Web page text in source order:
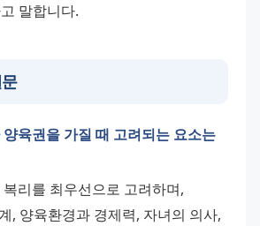
말합니다.
육권을 가질 때 고려되는 요소는
리를 최우선으로 고려하며,
, 양육환경과 경제력, 자녀의 의사,